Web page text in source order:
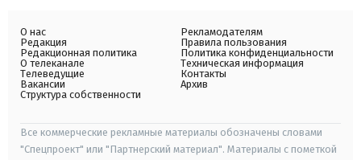
О нас
Редакция
Редакционная политика
О телеканале
Телеведущие
Вакансии
Структура собственности
Рекламодателям
Правила пользования
Политика конфиденциальности
Техническая информация
Контакты
Архив
Все коммерческие рекламные материалы обозначены словами
"Спецпроект" или "Партнерский материал". Материалы с пометкой